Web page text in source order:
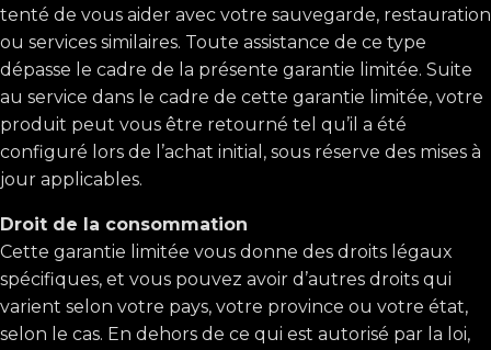
tenté de vous aider avec votre sauvegarde, restauration
ou services similaires. Toute assistance de ce type
dépasse le cadre de la présente garantie limitée. Suite
au service dans le cadre de cette garantie limitée, votre
produit peut vous être retourné tel qu’il a été
configuré lors de l’achat initial, sous réserve des mises à
jour applicables.
Droit de la consommation
Cette garantie limitée vous donne des droits légaux
spécifiques, et vous pouvez avoir d’autres droits qui
varient selon votre pays, votre province ou votre état,
selon le cas. En dehors de ce qui est autorisé par la loi,